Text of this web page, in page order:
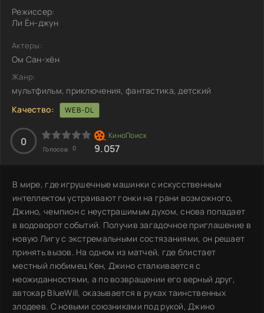
Режиссер:
Ли Ён-джун
Актеры:
Ом Сан-хён
Жанр:
мультфильм, приключения, фантастика, детский
Качество:
WEB-DL
0
Голосов: 0 9.057
В мире, где игрушечные машинки с искусственным
интеллектом устраивают гонки на грани возможного,
Джино, чемпион с неустрашимым духом, снова попадает
в водоворот событий. Получив загадочное приглашение в
новую Лигу с экстремальными состязаниями, он решает
принять вызов. На одном из матчей, где блистает
местный любимец Кен, Джино сталкивается с
неожиданностями, а по возвращении его верный друг,
автокар BlueWill, оказывается в руках таинственных
злодеев. С новыми союзниками под рукой, Джино